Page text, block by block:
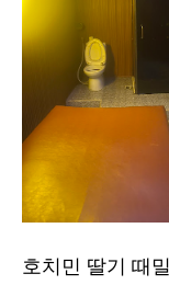
호치민 딸기 때